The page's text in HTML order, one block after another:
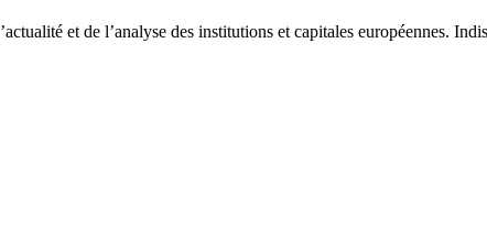
et de l’analyse des institutions et capitales européennes.